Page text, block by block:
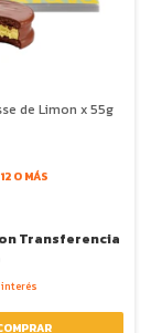
de Limon x 55g
O MÁS
Transferencia